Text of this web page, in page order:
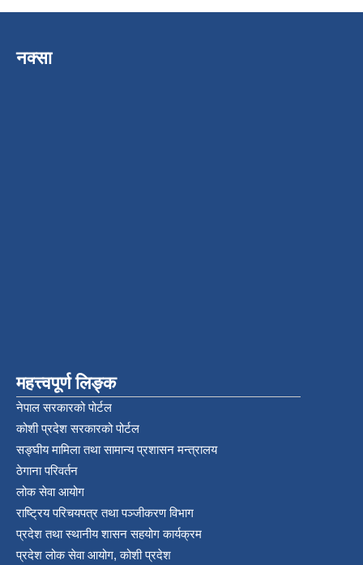
नक्सा
महत्त्वपूर्ण लिङ्क
नेपाल सरकारको पोर्टल
कोशी प्रदेश सरकारको पोर्टल
सङ्‍घीय मामिला तथा सामान्य प्रशासन मन्त्रालय
ठेगाना परिवर्तन
लोक सेवा आयोग
राष्ट्रिय परिचयपत्र तथा पञ्‍जीकरण विभाग
प्रदेश तथा स्थानीय शासन सहयोग कार्यक्रम
प्रदेश लोक सेवा आयोग, कोशी प्रदेश